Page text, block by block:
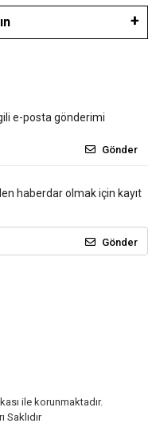
e-posta gönderimi
Gönder
haberdar olmak için kayıt
Gönder
ile korunmaktadır.
Saklıdır